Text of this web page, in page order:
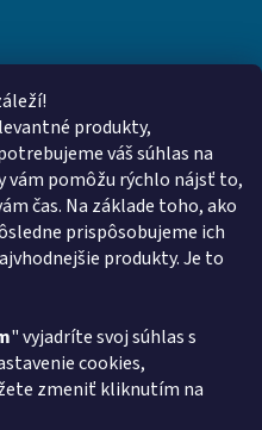
produkty,
váš súhlas na
vám pomôžu rýchlo nájsť to,
čas. Na základe toho, ako
prispôsobujeme ich
produkty. Je to
" vyjadríte svoj súhlas s
cookies,
zmeniť kliknutím na